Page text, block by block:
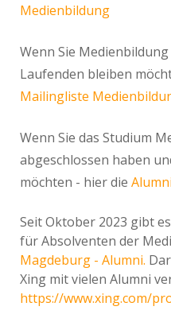
Medienbildung
Wenn Sie
Laufenden bleiben
Mailingliste
Wenn Sie das Studium
abgeschlossen haben
möchten - hier die
Seit Oktober 2023 gibt
für Absolventen der
Magdeburg - Alumni.
Xing mit vielen Alumni
https://www.xing.com/